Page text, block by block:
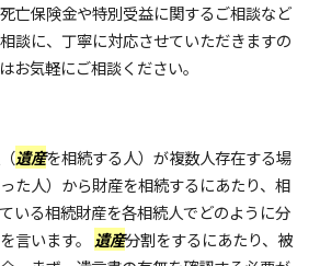
亡保険金や特別受益に関するご相談など
談に、丁寧に対応させていただきますの
お気軽にご相談ください。
遺産を相続する人）が複数人存在する場
た人）から財産を相続するにあたり、相
いる相続財産を各相続人でどのように分
言います。 遺産分割をするにあたり、被